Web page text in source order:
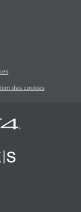
des cookies